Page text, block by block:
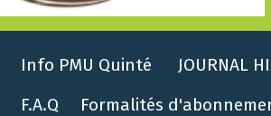
Info PMU Quinté
JOURNAL
F.A.Q
Formalités